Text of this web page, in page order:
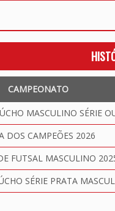
CAMPEONATO
MASCULINO SÉRIE
DOS CAMPEÕES 2026
FUTSAL MASCULINO
SÉRIE PRATA